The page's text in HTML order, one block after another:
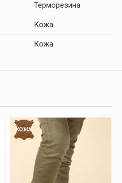
Терморезина
Кожа
Кожа
КОЖА